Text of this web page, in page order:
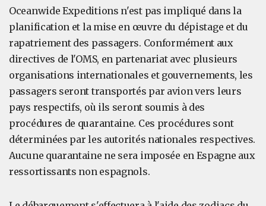
Oceanwide Expeditions n'est pas impliqué dans la
planification et la mise en œuvre du dépistage et du
rapatriement des passagers. Conformément aux
directives de l'OMS, en partenariat avec plusieurs
organisations internationales et gouvernements, les
passagers seront transportés par avion vers leurs
pays respectifs, où ils seront soumis à des
procédures de quarantaine. Ces procédures sont
déterminées par les autorités nationales respectives.
Aucune quarantaine ne sera imposée en Espagne aux
ressortissants non espagnols.